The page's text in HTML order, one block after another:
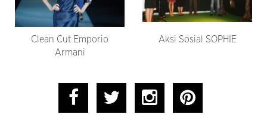
Clean Cut Emporio
Armani
Aksi Sosial SOPHIE